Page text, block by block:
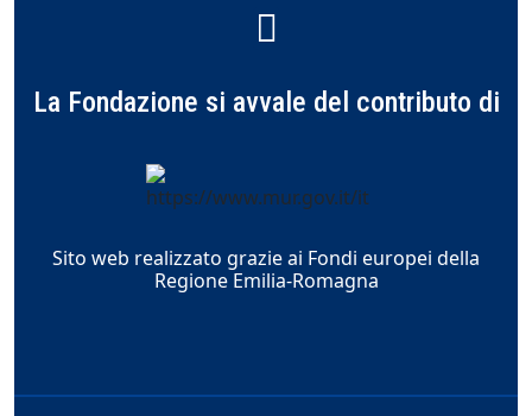
La Fondazione si avvale del contributo di
Sito web realizzato grazie ai Fondi europei della
Regione Emilia-Romagna